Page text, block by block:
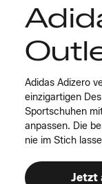
Adidas Adizero
einzigartigen
Sportschuhen
anpassen. Die
nie im Stich
Jetzt